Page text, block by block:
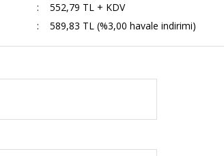
552,79 TL + KDV
589,83 TL (%3,00 havale indirimi)